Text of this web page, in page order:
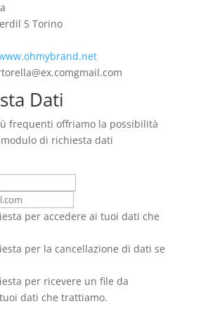
5 Torino
ex.comgmail.com
Dati
frequenti offriamo la possibilità
di richiesta dati
per accedere ai tuoi dati che
per la cancellazione di dati se
per ricevere un file da
dati che trattiamo.